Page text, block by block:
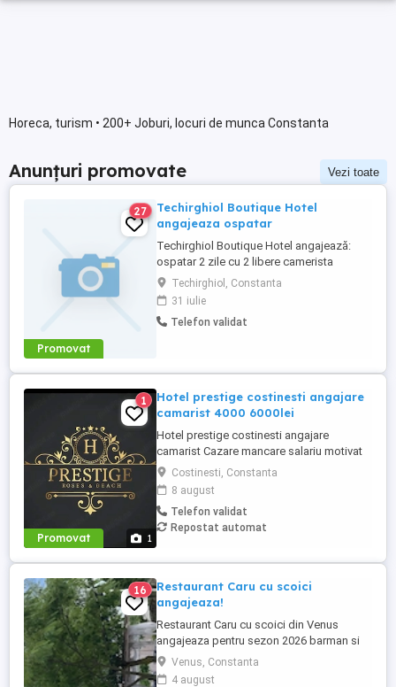
Horeca, turism • 200+ Joburi, locuri de munca Constanta
Anunțuri promovate Vezi toate
Promovat
27
Techirghiol Boutique Hotel
angajeaza ospatar
Techirghiol Boutique Hotel angajează:
ospatar 2 zile cu 2 libere camerista
maseur terapeut post permanent !!! nu
sezonier nu se ...
Techirghiol, Constanta
31 iulie
Telefon validat
Promovat 1
1
Hotel prestige costinesti angajare
camarist 4000 6000lei
Hotel prestige costinesti angajare
camarist Cazare mancare salariu motivat
4000 6000
Costinesti, Constanta
8 august
Telefon validat
Repostat automat
16
Restaurant Caru cu scoici
angajeaza!
Restaurant Caru cu scoici din Venus
angajeaza pentru sezon 2026 barman si
ajutor barman, ospatar ,vânzător
inghetata. Se ofera cazare si o masa.
Venus, Constanta
4 august